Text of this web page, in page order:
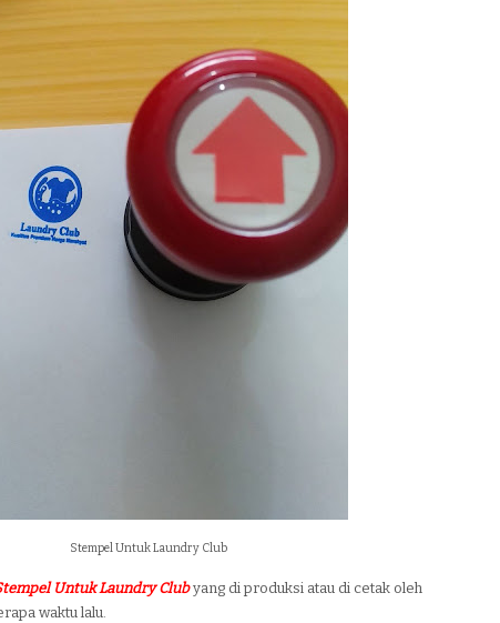
Stempel Untuk Laundry Club
Untuk Laundry Clubyang di produksi atau di cetak oleh
waktu lalu.